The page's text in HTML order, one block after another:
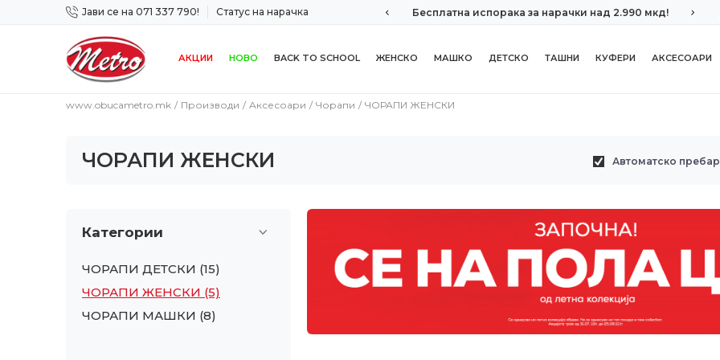
Јави се на 071 337 790! Статус на нарачка
Сигурно плаќање со платежна картичка! Бесплатна испорака за нарачки над 2.990 мкд!
АКЦИИ НОВО BACK TO SCHOOL ЖЕНСКО МАШКО ДЕТСКО ТАШНИ КУФЕРИ АКСЕСОАРИ
www.obucametro.mk Производи Аксесоари Чорапи ЧОРАПИ ЖЕНСКИ
ЧОРАПИ ЖЕНСКИ Автоматско
Категории
ЧОРАПИ ДЕТСКИ (15)
ЧОРАПИ ЖЕНСКИ (5)
ЧОРАПИ МАШКИ (8)